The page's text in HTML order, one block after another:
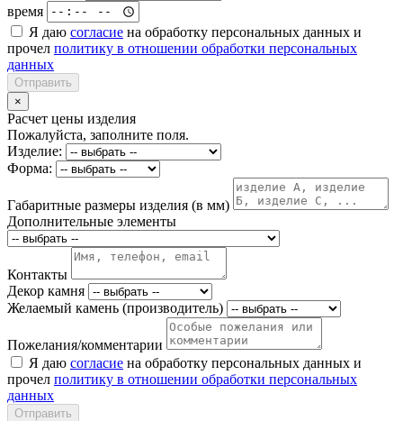
время
Я даю согласие на обработку персональных данных и
прочел политику в отношении обработки персональных
данных
Отправить
×
Расчет цены изделия
Пожалуйста, заполните поля.
Изделие:
Форма:
Габаритные размеры изделия (в мм)
Дополнительные элементы
Контакты
Декор камня
Желаемый камень (производитель)
Пожелания/комментарии
Я даю согласие на обработку персональных данных и
прочел политику в отношении обработки персональных
данных
Отправить